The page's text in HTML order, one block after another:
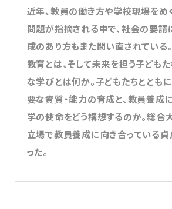
近年、教員の働き方や学校現場をめ
問題が指摘される中で、社会の要請
成のあり方もまた問い直されている
教育とは、そして未来を担う子ども
な学びとは何か。子どもたちととも
要な資質・能力の育成と、教員養成
学の使命をどう構想するのか。総合
立場で教員養成に向き合っている
った。